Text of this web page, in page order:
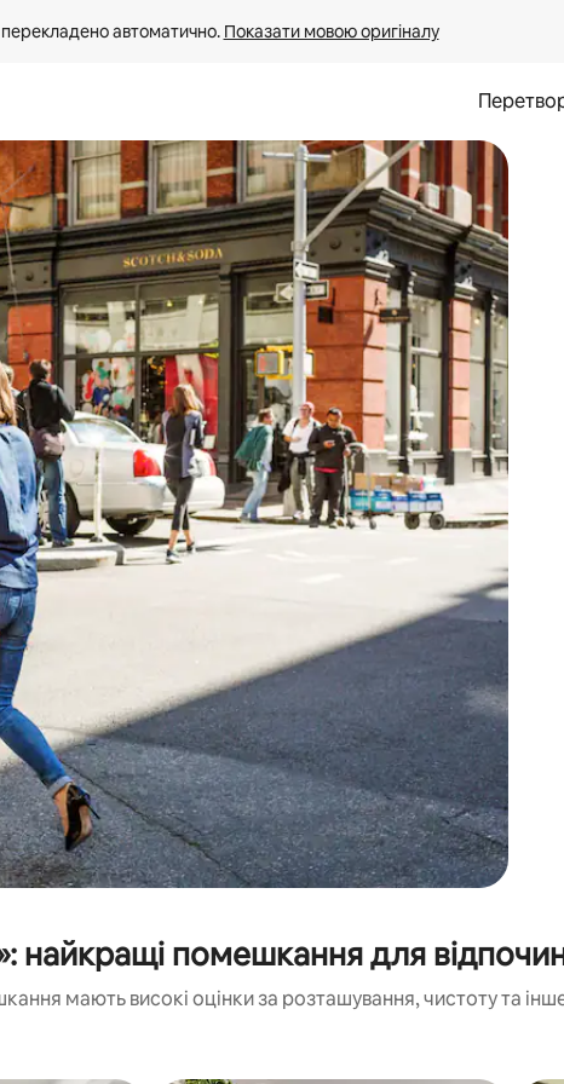
автоматично. Показати мовою оригіналу
клавіші зі стрілками вгору та вниз або жести дотику та
найкращі помешкання для
мають високі оцінки за розташування, чистоту та